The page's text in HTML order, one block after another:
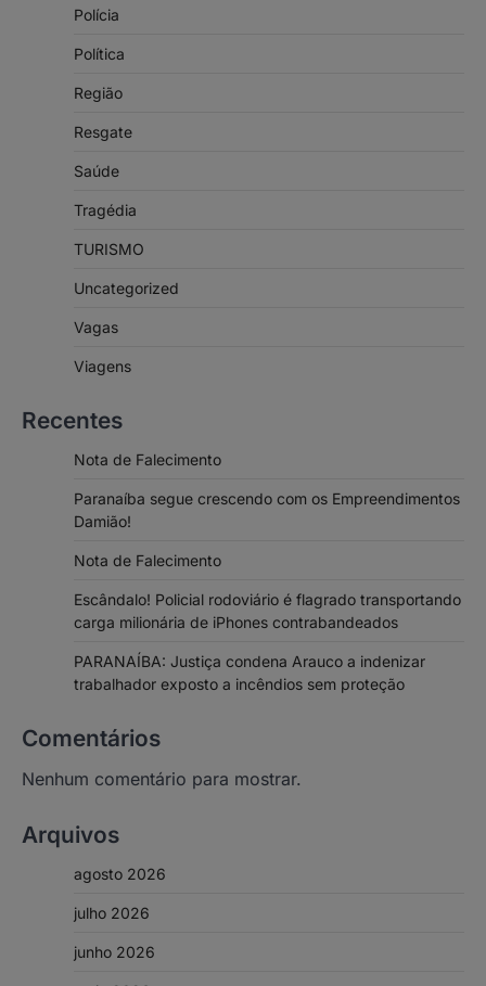
Polícia
Política
Região
Resgate
Saúde
Tragédia
TURISMO
Uncategorized
Vagas
Viagens
Recentes
Nota de Falecimento
Paranaíba segue crescendo com os Empreendimentos
Damião!
Nota de Falecimento
Escândalo! Policial rodoviário é flagrado transportando
carga milionária de iPhones contrabandeados
PARANAÍBA: Justiça condena Arauco a indenizar
trabalhador exposto a incêndios sem proteção
Comentários
Nenhum comentário para mostrar.
Arquivos
agosto 2026
julho 2026
junho 2026